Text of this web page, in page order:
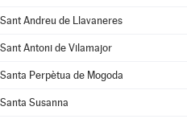
Sant Andreu de Llavaneres
Sant Antoni de Vilamajor
Santa Perpètua de Mogoda
Santa Susanna